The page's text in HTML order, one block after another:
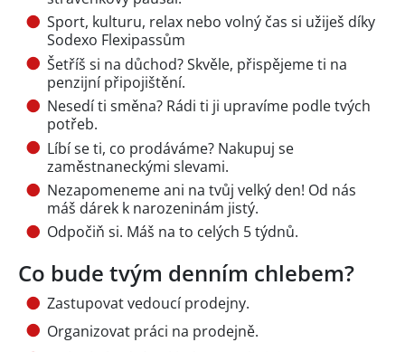
Sport, kulturu, relax nebo volný čas si užiješ díky
Sodexo Flexipassům
Šetříš si na důchod? Skvěle, přispějeme ti na
penzijní připojištění.
Nesedí ti směna? Rádi ti ji upravíme podle tvých
potřeb.
Líbí se ti, co prodáváme? Nakupuj se
zaměstnaneckými slevami.
Nezapomeneme ani na tvůj velký den! Od nás
máš dárek k narozeninám jistý.
Odpočiň si. Máš na to celých 5 týdnů.
Co bude tvým denním chlebem?
Zastupovat vedoucí prodejny.
Organizovat práci na prodejně.